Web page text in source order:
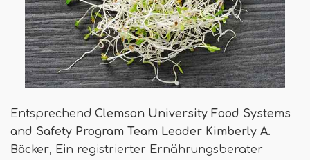
Entsprechend Clemson University Food Systems
and Safety Program Team Leader Kimberly A.
Bäcker, Ein registrierter Ernährungsberater